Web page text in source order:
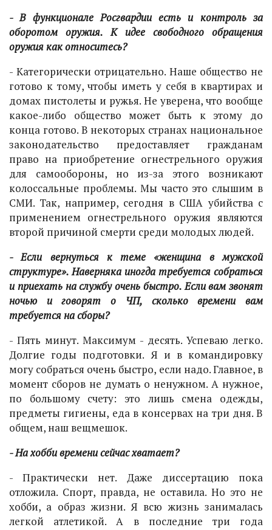
- В функционале Росгвардии есть и контроль за
оборотом оружия. К идее свободного обращения
оружия как относитесь?
- Категорически отрицательно. Наше общество не
готово к тому, чтобы иметь у себя в квартирах и
домах пистолеты и ружья. Не уверена, что вообще
какое-либо общество может быть к этому до
конца готово. В некоторых странах национальное
законодательство предоставляет гражданам
право на приобретение огнестрельного оружия
для самообороны, но из-за этого возникают
колоссальные проблемы. Мы часто это слышим в
СМИ. Так, например, сегодня в США убийства с
применением огнестрельного оружия являются
второй причиной смерти среди молодых людей.
- Если вернуться к теме «женщина в мужской
структуре». Наверняка иногда требуется собраться
и приехать на службу очень быстро. Если вам звонят
ночью и говорят о ЧП, сколько времени вам
требуется на сборы?
- Пять минут. Максимум - десять. Успеваю легко.
Долгие годы подготовки. Я и в командировку
могу собраться очень быстро, если надо. Главное, в
момент сборов не думать о ненужном. А нужное,
по большому счету: это лишь смена одежды,
предметы гигиены, еда в консервах на три дня. В
общем, наш вещмешок.
- На хобби времени сейчас хватает?
- Практически нет. Даже диссертацию пока
отложила. Спорт, правда, не оставила. Но это не
хобби, а образ жизни. Я всю жизнь занималась
легкой атлетикой. А в последние три года